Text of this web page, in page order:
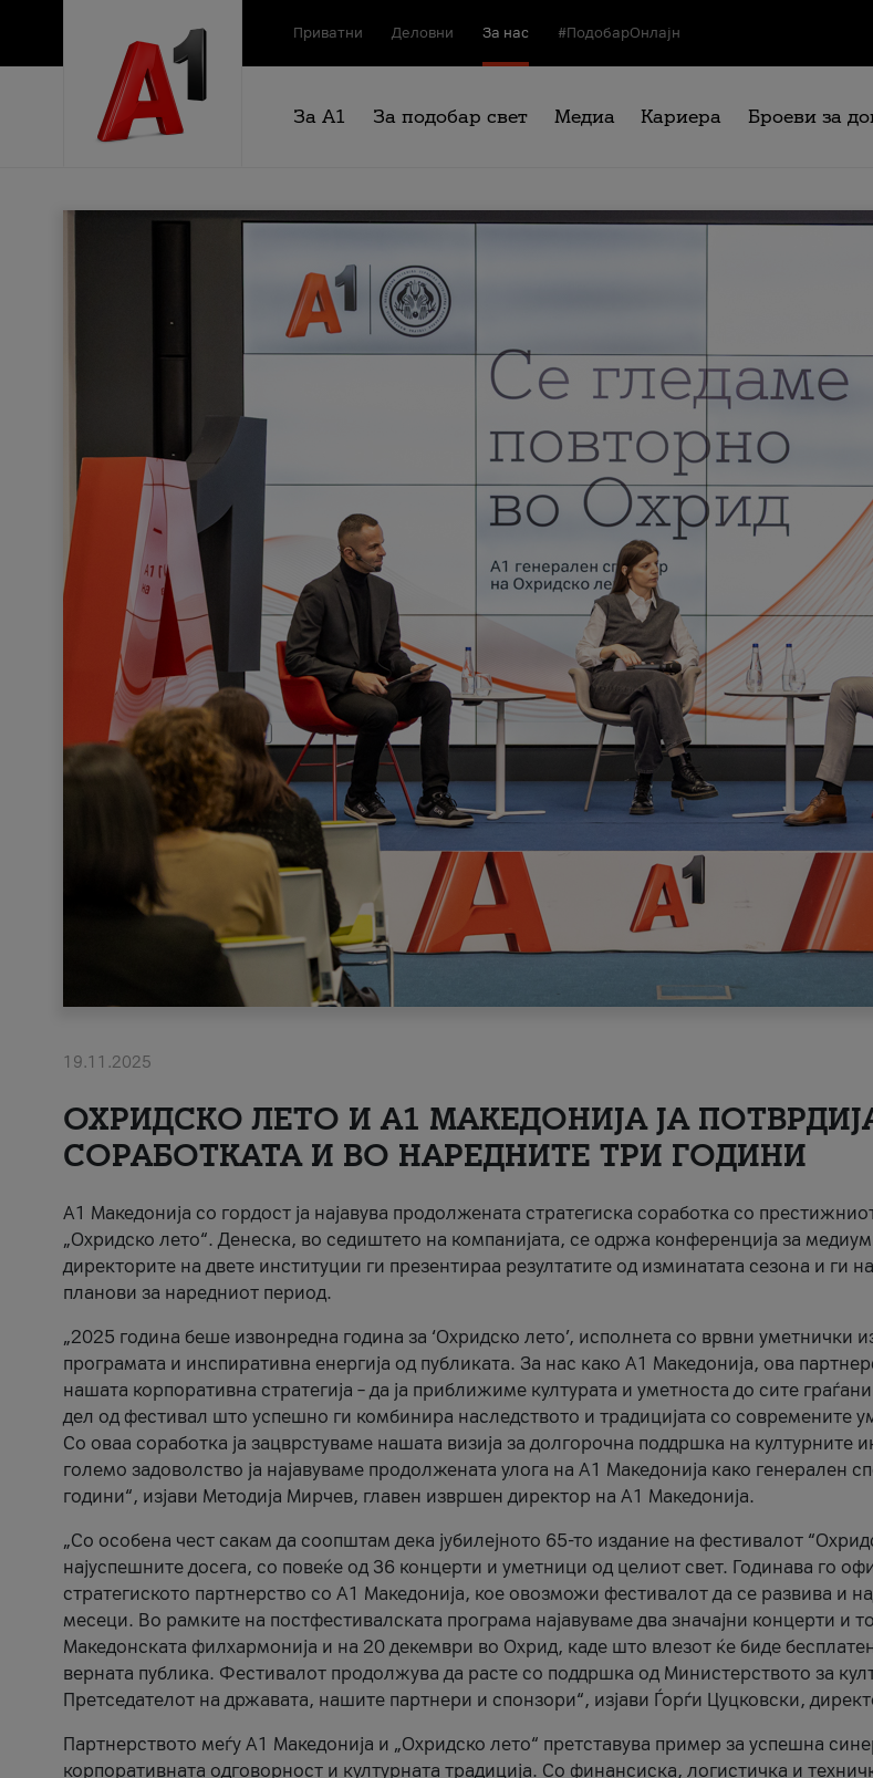
Приватни Деловни За нас #ПодобарОнлајн
За А1 За подобар свет Медиа Кариера Броеви за
19.11.2025
ОХРИДСКО ЛЕТО И A1 МАКЕДОНИЈА ЈА
СОРАБОТКАТА И ВО НАРЕДНИТЕ ТРИ ГОДИНИ
A1 Македонија со гордост ја најавува продолжената стратегиска соработка со
„Охридско лето“. Денеска, во седиштето на компанијата, се одржа конференција за
директорите на двете институции ги презентираа резултатите од изминатата сезона и ги
планови за наредниот период.
„2025 година беше извонредна година за ‘Охридско лето’, исполнета со врвни уметнички
програмата и инспиративна енергија од публиката. За нас како A1 Македонија, ова
нашата корпоративна стратегија – да ја приближиме културата и уметноста до сите
дел од фестивал што успешно ги комбинира наследството и традицијата со современите
Со оваа соработка ја зацврстуваме нашата визија за долгорочна поддршка на културните
големо задоволство ја најавуваме продолжената улога на A1 Македонија како генерален
години“, изјави Методија Мирчев, главен извршен директор на A1 Македонија.
„Со особена чест сакам да соопштам дека јубилејното 65-то издание на фестивалот
најуспешните досега, со повеќе од 36 концерти и уметници од целиот свет. Годинава го
стратегиското партнерство со А1 Македонија, кое овозможи фестивалот да се развива и
месеци. Во рамките на постфестивалската програма најавуваме два значајни концерти и
Македонската филхармонија и на 20 декември во Охрид, каде што влезот ќе биде
верната публика. Фестивалот продолжува да расте со поддршка од Министерството за
Претседателот на државата, нашите партнери и спонзори“, изјави Ѓорѓи Цуцковски,
Партнерството меѓу A1 Македонија и „Охридско лето“ претставува пример за успешна
корпоративната одговорност и културната традиција. Со финансиска, логистичка и